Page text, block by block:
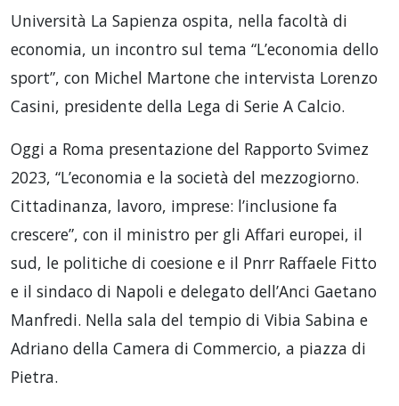
Università La Sapienza ospita, nella facoltà di
economia, un incontro sul tema “L’economia dello
sport”, con Michel Martone che intervista Lorenzo
Casini, presidente della Lega di Serie A Calcio.
Oggi a Roma presentazione del Rapporto Svimez
2023, “L’economia e la società del mezzogiorno.
Cittadinanza, lavoro, imprese: l’inclusione fa
crescere”, con il ministro per gli Affari europei, il
sud, le politiche di coesione e il Pnrr Raffaele Fitto
e il sindaco di Napoli e delegato dell’Anci Gaetano
Manfredi. Nella sala del tempio di Vibia Sabina e
Adriano della Camera di Commercio, a piazza di
Pietra.